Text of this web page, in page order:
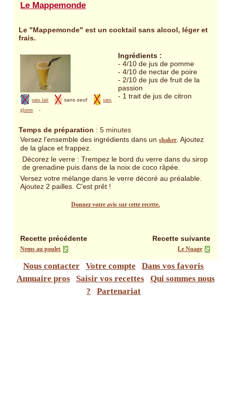
Le Mappemonde
Le "Mappemonde" est un cocktail sans alcool, léger et
frais.
sans lait sans oeuf
sans
gluten
-
Ingrédients :
- 4/10 de jus de pomme
- 4/10 de nectar de poire
- 2/10 de jus de fruit de la
passion
- 1 trait de jus de citron
Temps de préparation : 5 minutes
Versez l'ensemble des ingrédients dans unshaker . Ajoutez
de la glace et frappez.
Décorez le verre : Trempez le bord du verre dans du sirop
de grenadine puis dans de la noix de coco râpée.
Versez votre mélange dans le verre décoré au préalable.
Ajoutez 2 pailles. C'est prêt !
Donnez votre avis sur cette recette.
Recette précédente Recette suivante
Nems au poulet Le Nuage
Nous contacter Votre compte
Dans vos favoris
Annuaire pros
Saisir vos recettes
Qui sommes nous
?
Partenariat